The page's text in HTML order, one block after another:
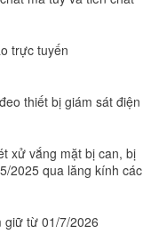
trực tuyến
thiết bị giám sát điện
xử vắng mặt bị can, bị
2025 qua lăng kính các
giữ từ 01/7/2026